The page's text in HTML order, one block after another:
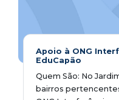
Apoio à ONG
EduCapão
Quem São: No
bairros